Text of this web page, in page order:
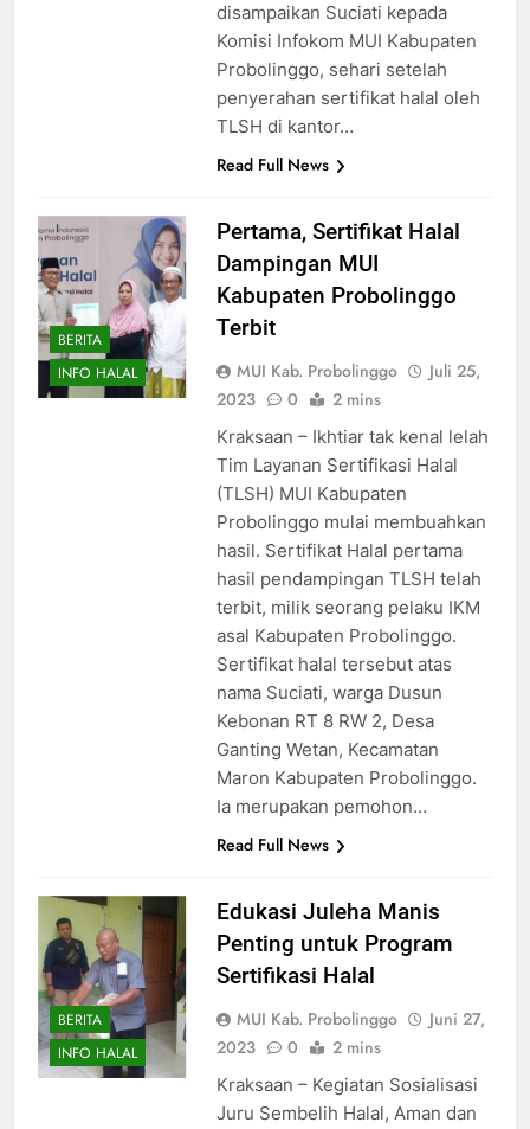
disampaikan Suciati kepada
Komisi Infokom MUI Kabupaten
Probolinggo, sehari setelah
penyerahan sertifikat halal oleh
TLSH di kantor…
Read Full News
BERITA
INFO HALAL
Pertama, Sertifikat Halal
Dampingan MUI
Kabupaten Probolinggo
Terbit
MUI Kab. Probolinggo
Juli 25,
2023
0 2 mins
Kraksaan – Ikhtiar tak kenal lelah
Tim Layanan Sertifikasi Halal
(TLSH) MUI Kabupaten
Probolinggo mulai membuahkan
hasil. Sertifikat Halal pertama
hasil pendampingan TLSH telah
terbit, milik seorang pelaku IKM
asal Kabupaten Probolinggo.
Sertifikat halal tersebut atas
nama Suciati, warga Dusun
Kebonan RT 8 RW 2, Desa
Ganting Wetan, Kecamatan
Maron Kabupaten Probolinggo.
Ia merupakan pemohon…
Read Full News
BERITA
INFO HALAL
Edukasi Juleha Manis
Penting untuk Program
Sertifikasi Halal
MUI Kab. Probolinggo
Juni 27,
2023
0 2 mins
Kraksaan – Kegiatan Sosialisasi
Juru Sembelih Halal, Aman dan